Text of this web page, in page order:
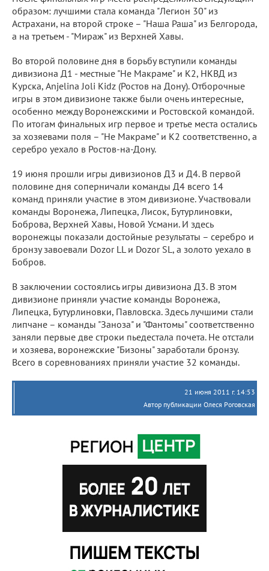
образом: лучшими стала команда "Легион 30" из
Астрахани, на второй строке – "Наша Раша" из Белгорода,
а на третьем - "Мираж" из Верхней Хавы.
Во второй половине дня в борьбу вступили команды
дивизиона Д1 - местные "Не Макраме" и К2, НКВД из
Курска, Anjelina Joli Kidz (Ростов на Дону). Отборочные
игры в этом дивизионе также были очень интересные,
особенно между Воронежскими и Ростовской командой.
По итогам финальных игр первое и третье места остались
за хозяевами поля – "Не Макраме" и К2 соответственно, а
серебро уехало в Ростов-на-Дону.
19 июня прошли игры дивизионов Д3 и Д4. В первой
половине дня соперничали команды Д4 всего 14
команд приняли участие в этом дивизионе. Участвовали
команды Воронежа, Липецка, Лисок, Бутурлиновки,
Боброва, Верхней Хавы, Новой Усмани. И здесь
воронежцы показали достойные результаты – серебро и
бронзу завоевали Dozor LL и Dozor SL, а золото уехало в
Бобров.
В заключении состоялись игры дивизиона Д3. В этом
дивизионе приняли участие команды Воронежа,
Липецка, Бутурлиновки, Павловска. Здесь лучшими стали
липчане – команды "Заноза" и "Фантомы" соответственно
заняли первые две строки пьедестала почета. Не отстали
и хозяева, воронежские "Бизоны" заработали бронзу.
Всего в соревнованиях приняли участие 32 команды.
21 июня 2011 г. 14:53
Автор публикации Олеся Роговская